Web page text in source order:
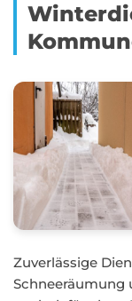
Zuverlässige
Schneeräumung